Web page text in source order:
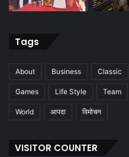
Tags
About Business Classic
Games Life Style Team
World आपदा विमोचन
VISITOR COUNTER